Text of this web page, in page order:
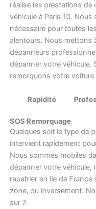
réalise les prestations de
véhicule à Paris 10. Nous
nécessaire pour toutes
alentours. Nous mettons
dépanneurs
dépanner votre véhicule.
remorquons votre
Rapidité
SOS Remorquage
Quelques soit le type de
intervient rapidement
Nous sommes mobiles
dépanner votre véhicule,
rapatrier en Ile de
zone, ou inversement.
sur 7.